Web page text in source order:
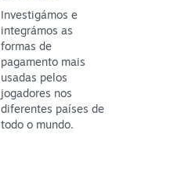
Investigámos e
integrámos as
formas de
pagamento mais
usadas pelos
jogadores nos
diferentes países de
todo o mundo.